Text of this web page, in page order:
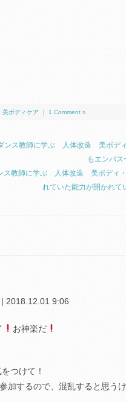
美ボディケア 1 Comment »
ンス教師に学ぶ 人体改造 美ボデ
もエンパ
ス教師に学ぶ 人体改造 美ボディ
れていた能力が開かれ
| 2018.12.01 9:06
お神楽だ
つけて！
加するので、混乱すると思う